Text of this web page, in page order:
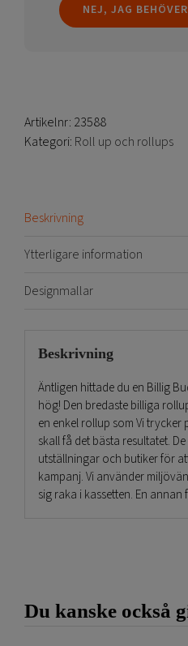
NEJ, JAG
Artikelnr: 23588
Kategori: Roll up och rollups
Beskrivning
Ytterligare information
Designmallar
Beskrivning
Äntligen hittade du en Billig
hög! Den bredaste billiga
en enkel rollup som Vi
skall få det bästa resultatet.
utställningar och butiker för
kampanj. Vi använder
sig raka i kassetten. En
som man byter ut i kasseten.
design så går det mycket bra
Du kanske också